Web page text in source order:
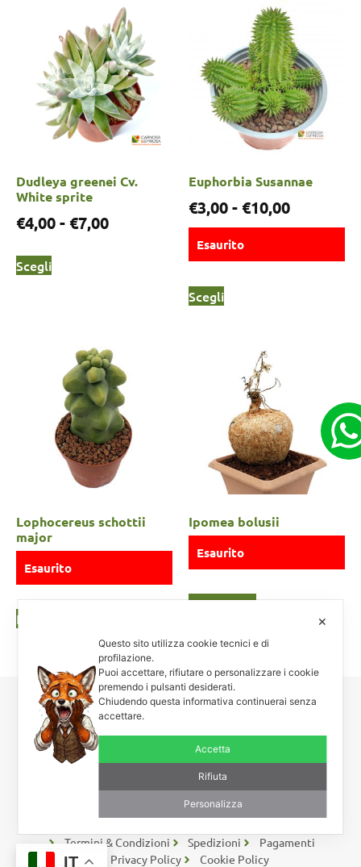
Dudleya greenei Cv.
White sprite
€4,00- €7,00
Scegli
Euphorbia Susannae
€3,00- €10,00
Esaurito
Scegli
Lophocereus schottii
major
Esaurito
Leggi tutto
Ipomea bolusii
Esaurito
Leggi tutto
Carnosa & Spinosa
Piante grasse, succulente e cactacee – Via Teodora Bresciani, 40 –
25080 Manerba BS – P.I. 04796900985 – Tel/Fax +39 0365
654261
Termini & Condizioni
Spedizioni
Pagamenti
Privacy Policy
Cookie Policy
IT
✕
Questo sito utilizza cookie tecnici e di
profilazione.
Puoi accettare, rifiutare o personalizzare i cookie
premendo i pulsanti desiderati.
Chiudendo questa informativa continuerai senza
accettare.
Accetta
Rifiuta
Personalizza